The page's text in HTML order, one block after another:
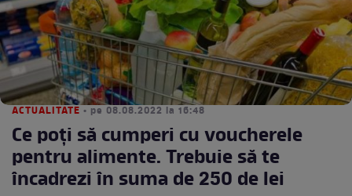
ACTUALITATE • pe 08.08.2022 la 16:48
Ce poți să cumperi cu voucherele
pentru alimente. Trebuie să te
încadrezi în suma de 250 de lei